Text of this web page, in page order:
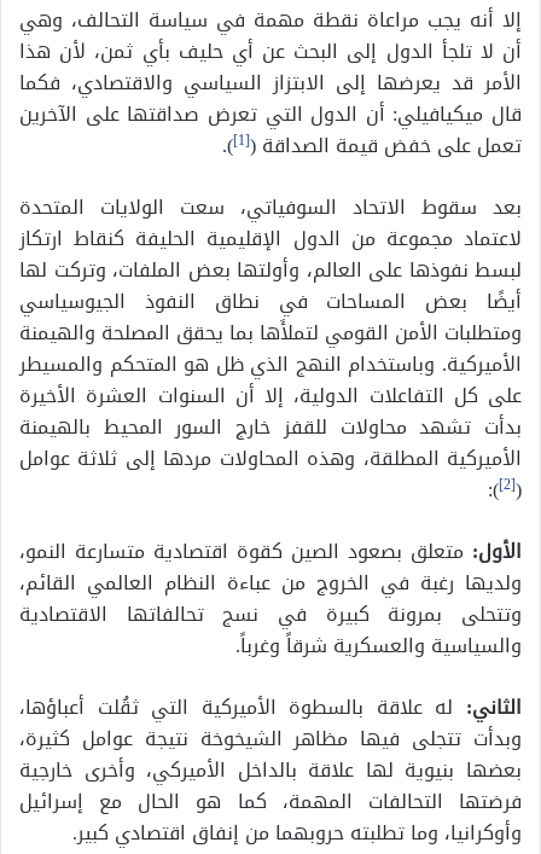
إلا أنه يجب مراعاة نقطة مهمة في سياسة التحالف، وهي
أن لا تلجأ الدول إلى البحث عن أي حليف بأي ثمن، لأن هذا
الأمر قد يعرضها إلى الابتزاز السياسي والاقتصادي، فكما
قال ميكيافيلي: أن الدول التي تعرض صداقتها على الآخرين
تعمل على خفض قيمة الصداقة ([1]
).
بعد سقوط الاتحاد السوفياتي، سعت الولايات المتحدة
لاعتماد مجموعة من الدول الإقليمية الحليفة كنقاط ارتكاز
لبسط نفوذها على العالم، وأولتها بعض الملفات، وتركت لها
أيضًا بعض المساحات في نطاق النفوذ الجيوسياسي
ومتطلبات الأمن القومي لتملأَها بما يحقق المصلحة والهيمنة
الأميركية. وباستخدام النهج الذي ظل هو المتحكم والمسيطر
على كل التفاعلات الدولية، إلا أن السنوات العشرة الأخيرة
بدأت تشهد محاولات للقفز خارج السور المحيط بالهيمنة
الأميركية المطلقة، وهذه المحاولات مردها إلى ثلاثة عوامل
(
[2]
):
الأول: متعلق بصعود الصين كقوة اقتصادية متسارعة النمو،
ولديها رغبة في الخروج من عباءة النظام العالمي القائم،
وتتحلى بمرونة كبيرة في نسج تحالفاتها الاقتصادية
والسياسية والعسكرية شرقاً وغرباً.
الثاني: له علاقة بالسطوة الأميركية التي ثقُلت أعباؤها،
وبدأت تتجلى فيها مظاهر الشيخوخة نتيجة عوامل كثيرة،
بعضها بنيوية لها علاقة بالداخل الأميركي، وأخرى خارجية
فرضتها التحالفات المهمة، كما هو الحال مع إسرائيل
وأوكرانيا، وما تطلبته حروبهما من إنفاق اقتصادي كبير.